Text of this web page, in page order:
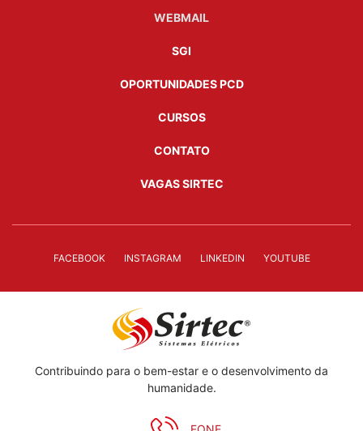
WEBMAIL
SGI
OPORTUNIDADES PCD
CURSOS
CONTATO
VAGAS SIRTEC
FACEBOOK INSTAGRAM LINKEDIN YOUTUBE
Contribuindo para o bem-estar e o desenvolvimento da
humanidade.